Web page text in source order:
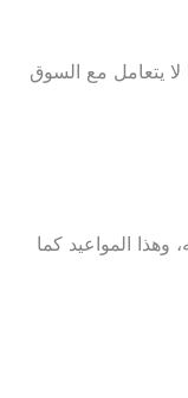
يتعامل مع السوق
المواعيد كما